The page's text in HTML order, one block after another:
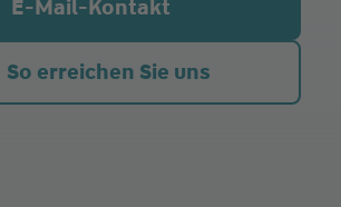
10:00 - 12:30
E-Mail-Kontakt
So erreichen Sie uns